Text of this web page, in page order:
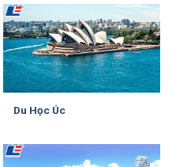
Du Học Úc